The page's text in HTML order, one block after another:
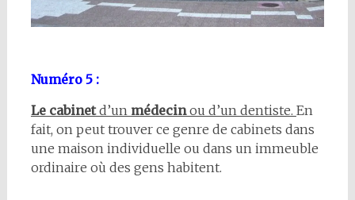
Numéro 5 :
Le cabinetd’un médecinou d’un dentiste. En
fait, on peut trouver ce genre de cabinets dans
une maison individuelle ou dans un immeuble
ordinaire où des gens habitent.